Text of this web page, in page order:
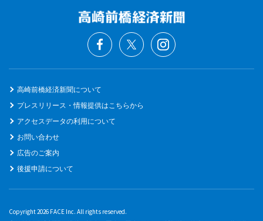
高崎前橋経済新聞について
プレスリリース・情報提供はこちらから
アクセスデータの利用について
お問い合わせ
広告のご案内
後援申請について
Copyright 2026 FACE Inc. All rights reserved.